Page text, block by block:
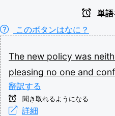
単語
このボタンはなに？
The new policy was
pleasing no one and
翻訳する
聞き取れるようになる
詳細